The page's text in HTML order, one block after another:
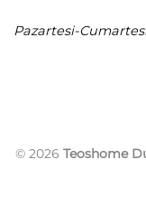
Pazartesi-
© 2026 Teoshome